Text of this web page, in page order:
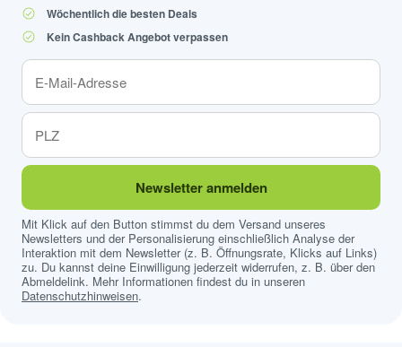
Wöchentlich die besten Deals
Kein Cashback Angebot verpassen
Newsletter anmelden
Mit Klick auf den Button stimmst du dem Versand unseres
Newsletters und der Personalisierung einschließlich Analyse der
Interaktion mit dem Newsletter (z. B. Öffnungsrate, Klicks auf Links)
zu. Du kannst deine Einwilligung jederzeit widerrufen, z. B. über den
Abmeldelink. Mehr Informationen findest du in unseren
Datenschutzhinweisen.